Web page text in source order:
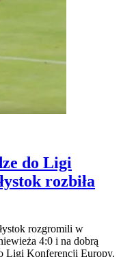
do Ligi
rozbiła
rozgromili w
4:0 i na dobrą
Ligi Konferencji Europy.